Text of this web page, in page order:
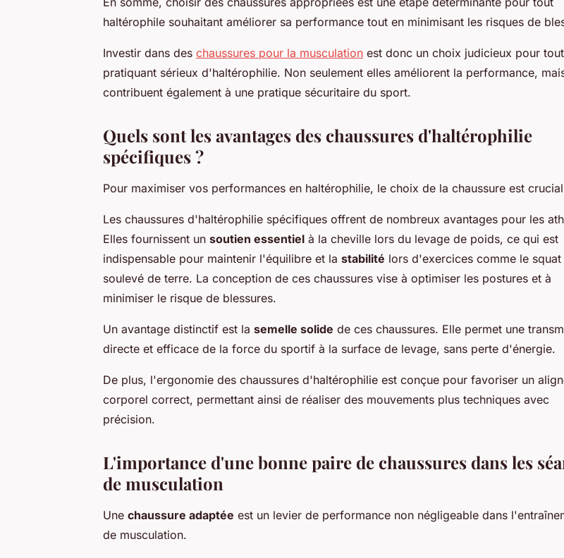
haltérophile souhaitant améliorer sa performance tout en minimisant les risques de
Investir dans des chaussures pour la musculation est donc un choix judicieux pour tout
pratiquant sérieux d'haltérophilie. Non seulement elles améliorent la performance,
contribuent également à une pratique sécuritaire du sport.
Quels sont les avantages des chaussures d'haltérophilie
spécifiques ?
Pour maximiser vos performances en haltérophilie, le choix de la chaussure est
Les chaussures d'haltérophilie spécifiques offrent de nombreux avantages pour les
Elles fournissent un soutien essentiel à la cheville lors du levage de poids, ce qui est
indispensable pour maintenir l'équilibre et la stabilité lors d'exercices comme le squat
soulevé de terre. La conception de ces chaussures vise à optimiser les postures et à
minimiser le risque de blessures.
Un avantage distinctif est la semelle solide de ces chaussures. Elle permet une
directe et efficace de la force du sportif à la surface de levage, sans perte d'énergie.
De plus, l'ergonomie des chaussures d'haltérophilie est conçue pour favoriser un
corporel correct, permettant ainsi de réaliser des mouvements plus techniques avec
précision.
L'importance d'une bonne paire de chaussures dans les
de musculation
Une chaussure adaptée est un levier de performance non négligeable dans
de musculation.